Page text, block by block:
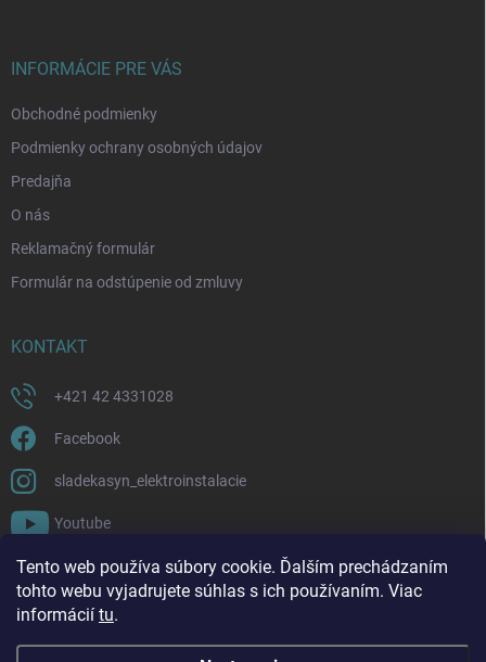
Tento web používa súbory cookie. Ďalším prechádzaním
tohto webu vyjadrujete súhlas s ich používaním. Viac
informácií tu.
INFORMÁCIE PRE VÁS
Obchodné podmienky
Podmienky ochrany osobných údajov
Predajňa
O nás
Reklamačný formulár
Formulár na odstúpenie od zmluvy
KONTAKT
+421 42 4331028
Facebook
sladekasyn_elektroinstalacie
Youtube
FACEBOOK